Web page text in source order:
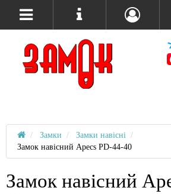
Замки
Замки навісні
Замок навісний Apecs PD-44-40
Замок навісний